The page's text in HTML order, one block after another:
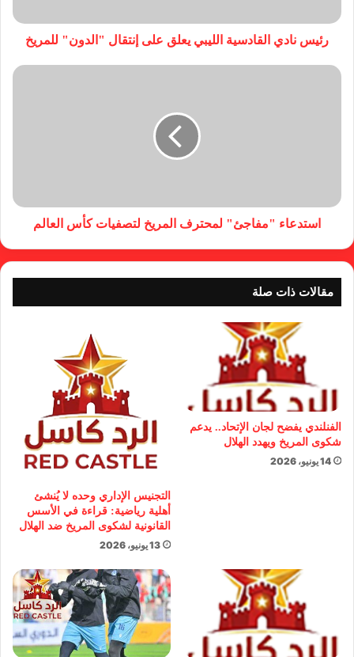
رئيس نادي القادسية الليبي يعلق على إنتقال "الدون" للمريخ
استدعاء "مفاجئ" لمحترف المريخ لتصفيات كأس العالم
مقالات ذات صلة
الفنلندي يفضح لجان الإتحاد.. يدعم
شكوى المريخ ويهدد الهلال
14 يونيو، 2026
التجنيس الإداري وحده لا يُنشئ
أهلية رياضية: قراءة في الأسس
القانونية لشكوى المريخ ضد الهلال
13 يونيو، 2026